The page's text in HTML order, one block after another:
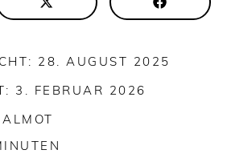
28. AUGUST 2025
3. FEBRUAR 2026